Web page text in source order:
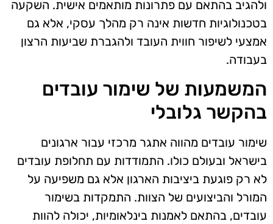
ולהגיב בהתאם עם פתרונות מותאמים אישית. השקעה
בטכנולוגיות חדשות אינה רק מהלך עסקי, אלא גם
אמצעי לשיפור חווית העובד ולהגברת שביעות הרצון
בעבודה.
המשמעות של שימור עובדים
בהקשר גלובלי
שימור עובדים מהווה אתגר מרכזי עבור ארגונים
בישראל ובעולם כולו. התמודדות עם תחלופת עובדים
לא רק פוגעת ביציבות הארגון אלא גם משפיעה על
המורל והביצועים של הצוות. התמקדות בשימור
עובדים, בהתאם לאמנות בינלאומיות, יכולה להוות